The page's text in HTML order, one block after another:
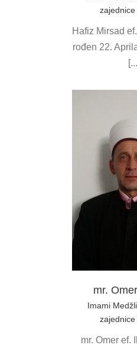
Hafiz Mirsad
rođen 22.
mr.
Imami
mr. Omer ef.
Eldin
Imami